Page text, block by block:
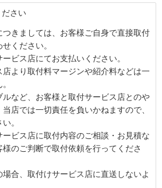
さい
きましては、お客様ご自身で直接取付
ください。
ビス店にてお支払いください。
店より取付料マージンや紹介料などは一
ルなど、お客様と取付サービス店とのや
店では一切責任を負いかねますので、
。
ービス店に取付内容のご相談・お見積な
のご判断で取付依頼を行ってくださ
場合、取付けサービス店に直送しないよ